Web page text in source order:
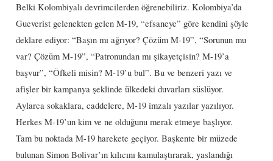
Belki Kolombiyalı devrimcilerden öğrenebiliriz. Kolombiya’da
Gueverist gelenekten gelen M-19, “efsaneye” göre kendini şöyle
deklare ediyor: “Başın mı ağrıyor? Çözüm M-19”, “Sorunun mu
var? Çözüm M-19”, “Patronundan mı şikayetçisin? M-19’a
başvur”, “Öfkeli misin? M-19’u bul”. Bu ve benzeri yazı ve
afişler bir kampanya şeklinde ülkedeki duvarları süslüyor.
Aylarca sokaklara, caddelere, M-19 imzalı yazılar yazılıyor.
Herkes M-19’un kim ve ne olduğunu merak etmeye başlıyor.
Tam bu noktada M-19 harekete geçiyor. Başkente bir müzede
bulunan Simon Bolivar’ın kılıcını kamulaştırarak, yaslandığı